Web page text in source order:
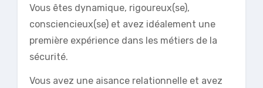
Vous êtes dynamique, rigoureux(se),
consciencieux(se) et avez idéalement une
première expérience dans les métiers de la
sécurité.
Vous avez une aisance relationnelle et avez